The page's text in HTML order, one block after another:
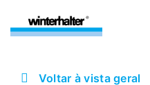
Voltar à vista geral